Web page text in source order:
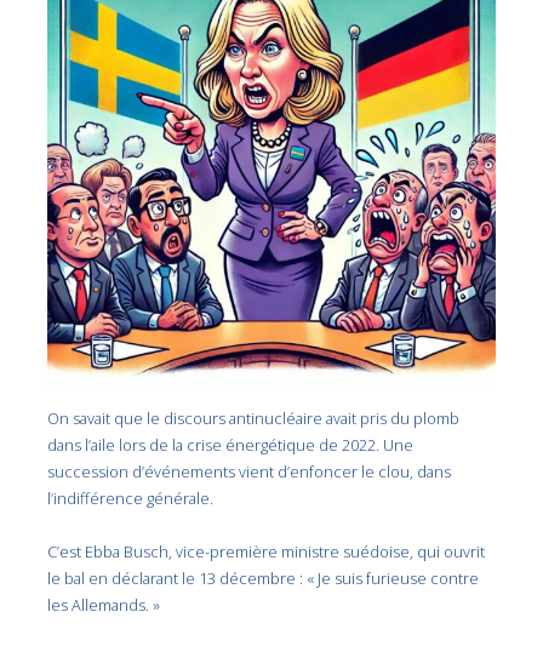
On savait que le discours antinucléaire avait pris du plomb
dans l’aile lors de la crise énergétique de 2022. Une
succession d’événements vient d’enfoncer le clou, dans
l’indifférence générale.
C’est Ebba Busch, vice-première ministre suédoise, qui ouvrit
le bal en déclarant le 13 décembre : « Je suis furieuse contre
les Allemands. »